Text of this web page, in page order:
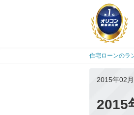
住宅ローンのラ
2015年02
2015